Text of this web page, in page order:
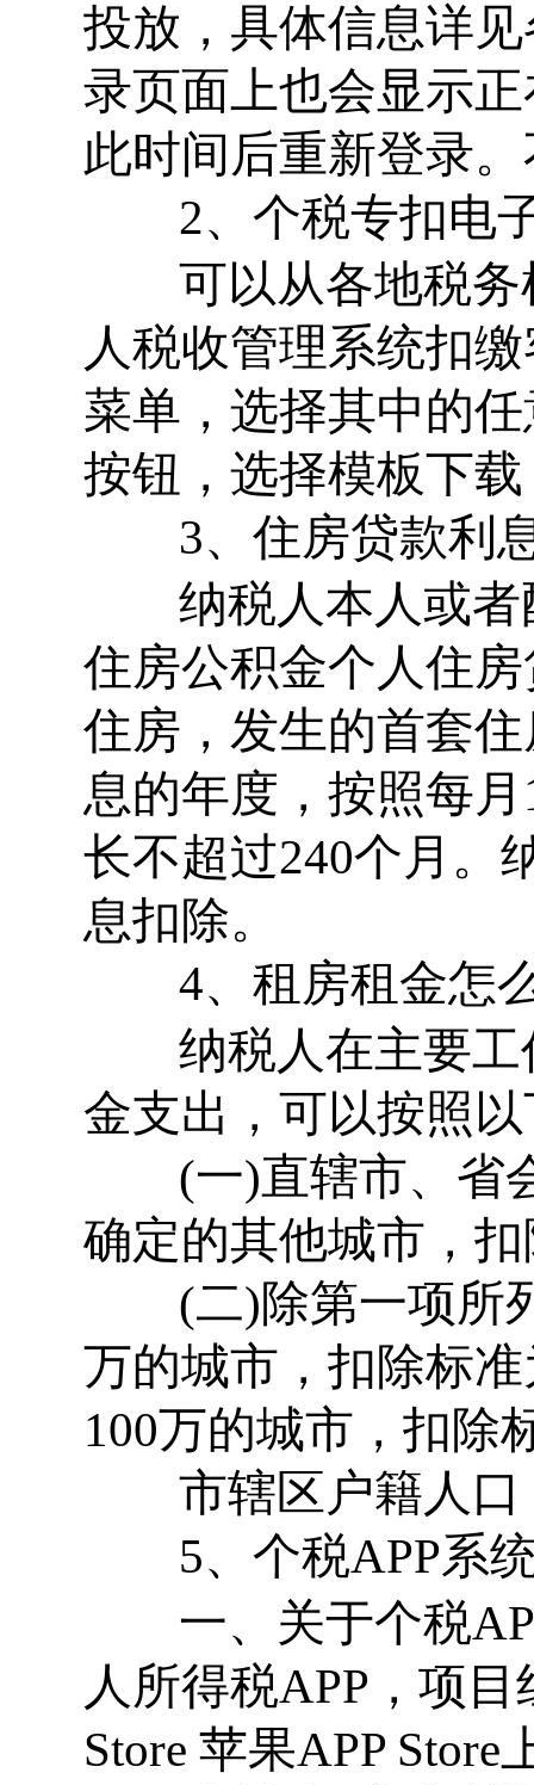
投放，具体信息详
录页面上也会显示
此时间后重新登录
2、个税专扣电
可以从各地税务
人税收管理系统扣
菜单，选择其中的
按钮，选择模板下
3、住房贷款利
纳税人本人或者
住房公积金个人住
住房，发生的首套
息的年度，按照每
长不超过240个月。
息扣除。
4、租房租金怎
纳税人在主要工
金支出，可以按照
(一)直辖市、省
确定的其他城市，
(二)除第一项所
万的城市，扣除标
100万的城市，扣除
市辖区户籍人口
5、个税APP系
一、关于个税
人所得税APP，项
Store 苹果APP